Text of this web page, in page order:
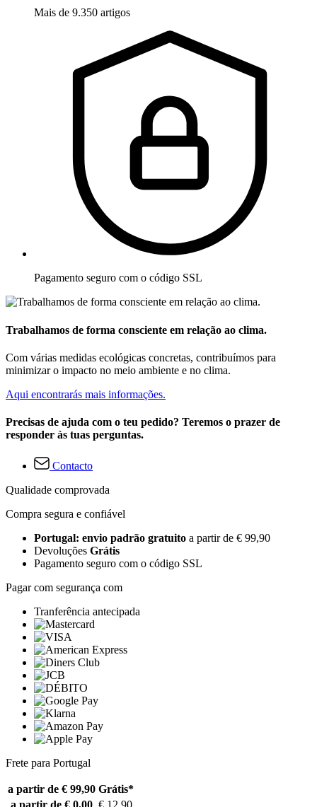
Mais de 9.350 artigos
Pagamento seguro com o código SSL
Trabalhamos de forma consciente em relação ao clima.
Com várias medidas ecológicas concretas, contribuímos para
minimizar o impacto no meio ambiente e no clima.
Aqui encontrarás mais informações.
Precisas de ajuda com o teu pedido? Teremos o prazer de
responder às tuas perguntas.
Contacto
Qualidade comprovada
Compra segura e confiável
Portugal: envio padrão gratuito a partir de € 99,90
Devoluções Grátis
Pagamento seguro com o código SSL
Pagar com segurança com
Tranferência antecipada
Frete para Portugal
a partir de € 99,90 Grátis*
a partir de € 0,00 € 12,90